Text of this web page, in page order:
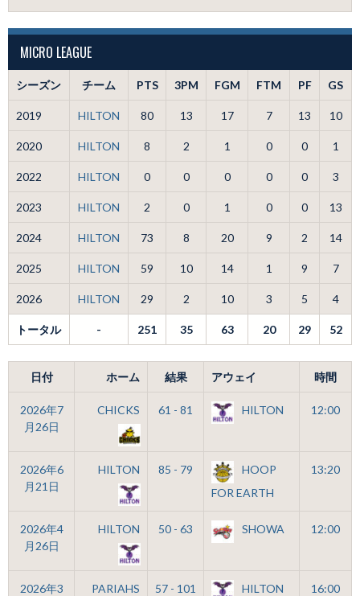
MICRO LEAGUE
シーズン チーム PTS 3PM FGM FTM PF GS
2019 HILTON 80 13 17 7 13 10
2020 HILTON 8 2 1 0 0 1
2022 HILTON 0 0 0 0 0 3
2023 HILTON 2 0 1 0 0 13
2024 HILTON 73 8 20 9 2 14
2025 HILTON 59 10 14 1 9 7
2026 HILTON 29 2 10 3 5 4
トータル - 251 35 63 20 29 52
日付 ホーム 結果 アウェイ 時間
2026年7
月26日
CHICKS 61 - 81 HILTON 12:00
2026年6
月21日
HILTON 85 - 79
HOOP
FOR EARTH
13:20
2026年4
月26日
HILTON 50 - 63 SHOWA 12:00
2026年3
PARIAHS 57 - 101 HILTON 16:00